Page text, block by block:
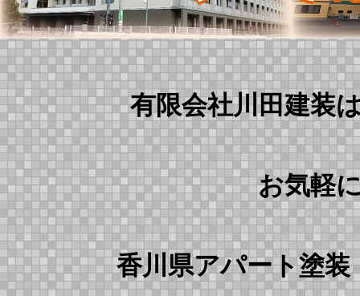
有限会社川田建装
お気軽
香川県アパート塗